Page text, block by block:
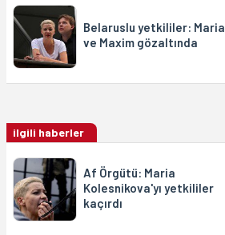
Belaruslu yetkililer: Maria
ve Maxim gözaltında
ilgili haberler
Af Örgütü: Maria
Kolesnikova'yı yetkililer
kaçırdı